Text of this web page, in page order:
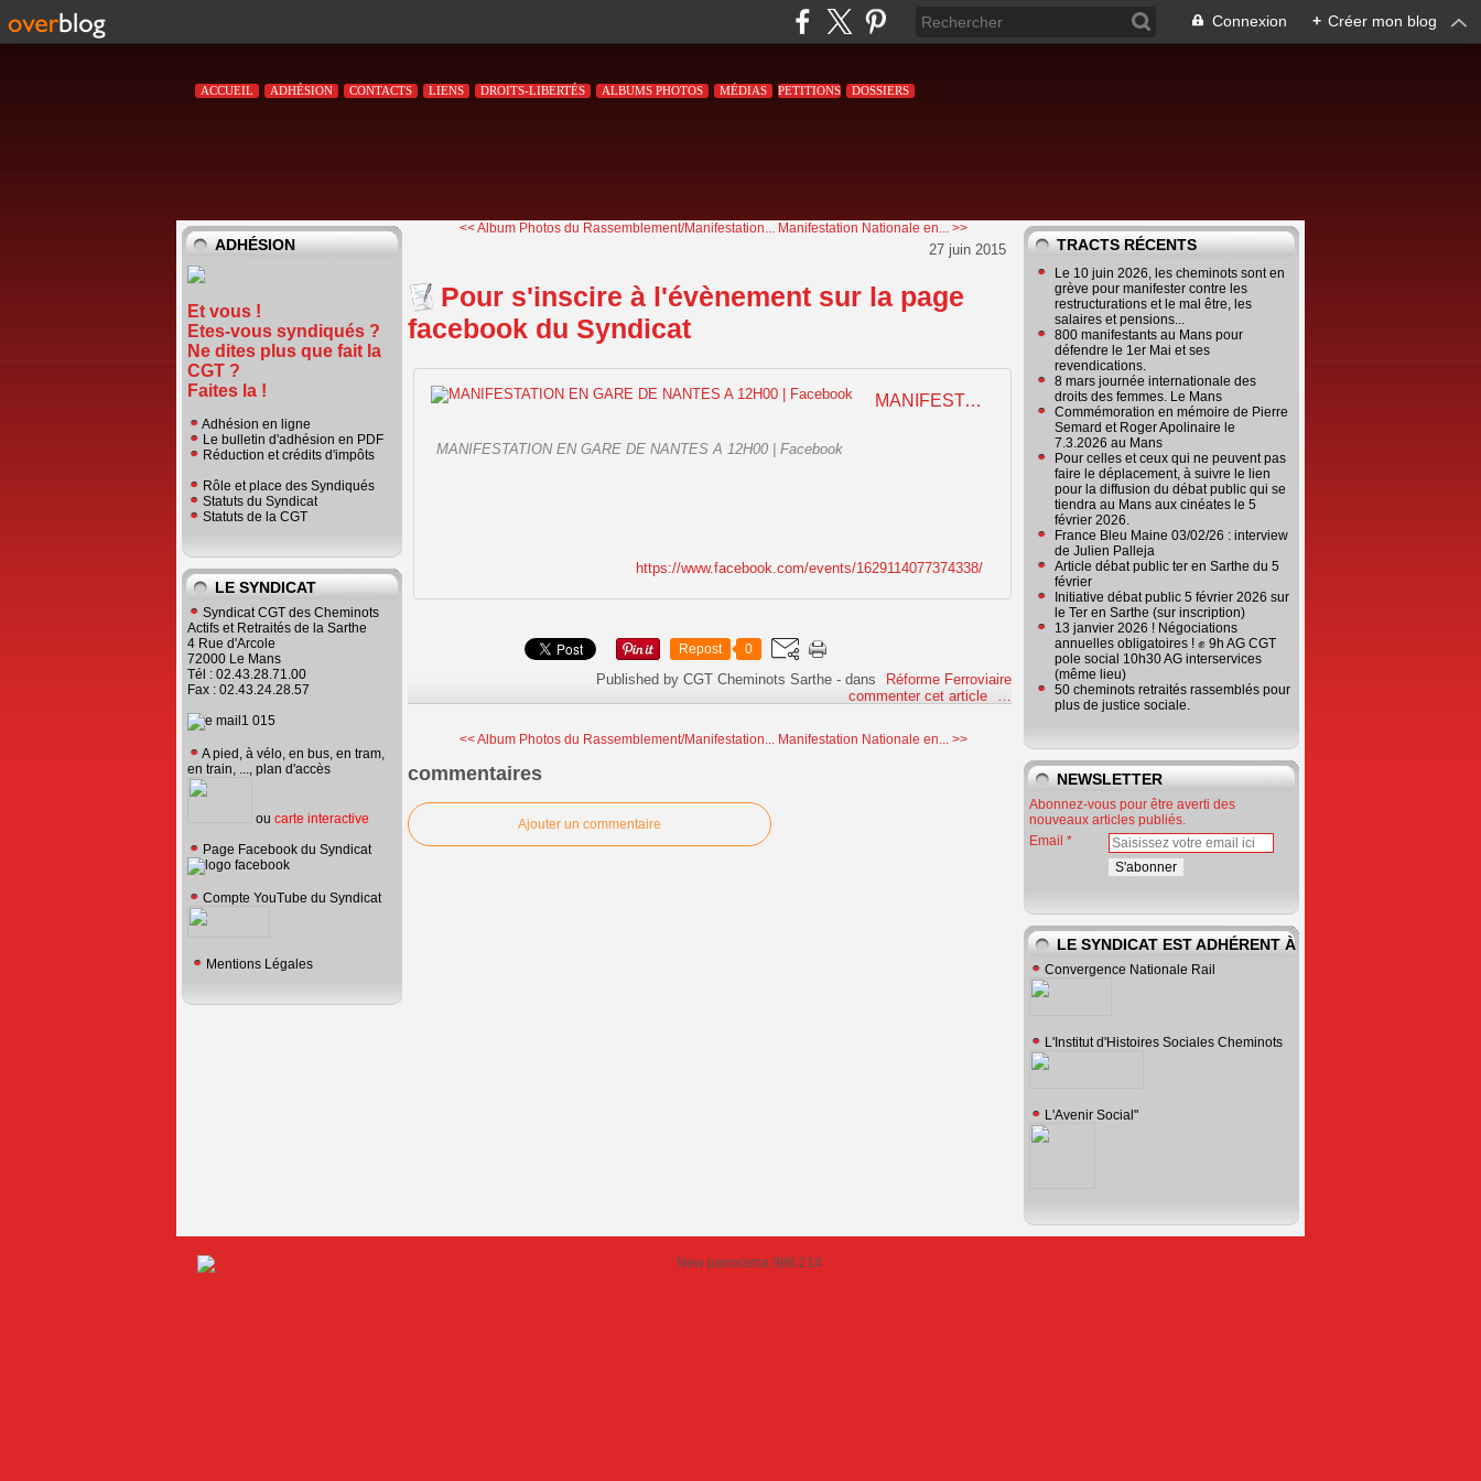
Connexion + Créer mon blog
ACCUEIL ADHÉSION CONTACTS LIENS DROITS-LIBERTÉS ALBUMS PHOTOS MÉDIAS PETITIONS DOSSIERS
ADHÉSION
Et vous !
Etes-vous syndiqués ?
Ne dites plus que fait la
CGT ?
Faites la !
Adhésion en ligne
Le bulletin d'adhésion en PDF
Réduction et crédits d'impôts
Rôle et place des Syndiqués
Statuts du Syndicat
Statuts de la CGT
LE SYNDICAT
Syndicat CGT des Cheminots
Actifs et Retraités de la Sarthe
4 Rue d'Arcole
72000 Le Mans
Tél : 02.43.28.71.00
Fax : 02.43.24.28.57
A pied, à vélo, en bus, en tram,
en train, ..., plan d'accès
ou carte interactive
Page Facebook du Syndicat
Compte YouTube du Syndicat
Mentions Légales
<< Album Photos du Rassemblement/Manifestation... Manifestation Nationale en... >>
27 juin 2015
Pour s'inscire à l'évènement sur la page
facebook du Syndicat
MANIFESTATION EN GARE DE NANTES A 12H00 | Facebook
MANIFESTATION EN GARE DE NANTES A 12H00 | Facebook
https://www.facebook.com/events/1629114077374338/
Repost 0
Published by CGT Cheminots Sarthe - dans
Réforme Ferroviaire
commenter cet article
<< Album Photos du Rassemblement/Manifestation... Manifestation Nationale en... >>
commentaires
Ajouter un commentaire
TRACTS RÉCENTS
Le 10 juin 2026, les cheminots sont en
grève pour manifester contre les
restructurations et le mal être, les
salaires et pensions...
800 manifestants au Mans pour
défendre le 1er Mai et ses
revendications.
8 mars journée internationale des
droits des femmes. Le Mans
Commémoration en mémoire de Pierre
Semard et Roger Apolinaire le
7.3.2026 au Mans
Pour celles et ceux qui ne peuvent pas
faire le déplacement, à suivre le lien
pour la diffusion du débat public qui se
tiendra au Mans aux cinéates le 5
février 2026.
France Bleu Maine 03/02/26 : interview
de Julien Palleja
Article débat public ter en Sarthe du 5
février
Initiative débat public 5 février 2026 sur
le Ter en Sarthe (sur inscription)
13 janvier 2026 ! Négociations
annuelles obligatoires ! ✊ 9h AG CGT
pole social 10h30 AG interservices
(même lieu)
50 cheminots retraités rassemblés pour
plus de justice sociale.
NEWSLETTER
Abonnez-vous pour être averti des
nouveaux articles publiés.
Email
LE SYNDICAT EST ADHÉRENT À
Convergence Nationale Rail
L'Institut d'Histoires Sociales Cheminots
L'Avenir Social"